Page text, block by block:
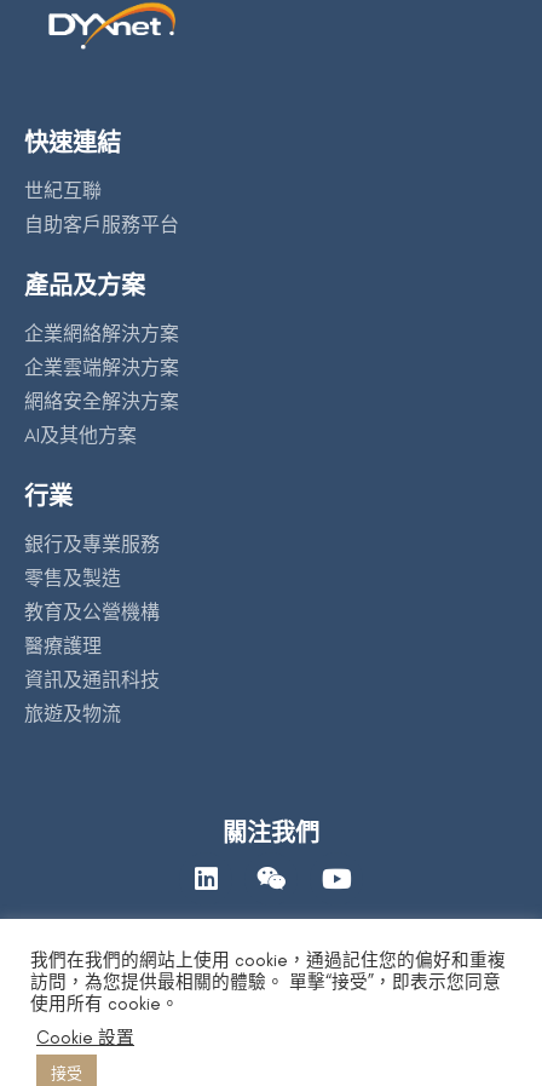
快速連結
世紀互聯
自助客戶服務平台
產品及方案
企業網絡解決方案
企業雲端解決方案
網絡安全解決方案
AI及其他方案
行業
銀行及專業服務
零售及製造
教育及公營機構
醫療護理
資訊及通訊科技
旅遊及物流
關注我們
聯絡我們
私隱政策|人工智能道德聲明
DYXnet. All Right Reserved.
我們在我們的網站上使用 cookie，通過記住您的偏好和重複
訪問，為您提供最相關的體驗。 單擊“接受”，即表示您同意
使用所有 cookie。
Cookie 設置
接受